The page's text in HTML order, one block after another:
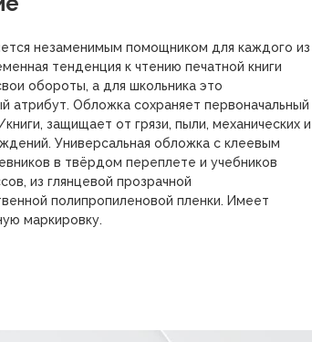
незаменимым помощником для каждого из
тенденция к чтению печатной книги
обороты, а для школьника это
атрибут. Обложка сохраняет первоначальный
защищает от грязи, пыли, механических и
Универсальная обложка с клеевым
в твёрдом переплете и учебников
из глянцевой прозрачной
полипропиленовой пленки. Имеет
маркировку.